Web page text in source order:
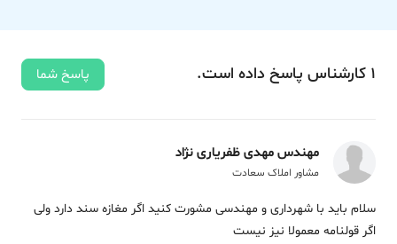
1 کارشناس پاسخ داده‌ است. پاسخ شما
مهندس مهدی ظفریاری نژاد
مشاور املاک سعادت
سلام باید با شهرداری و مهندسی مشورت کنید اگر مغازه سند دارد ولی
اگر قولنامه معمولا نیز نیست